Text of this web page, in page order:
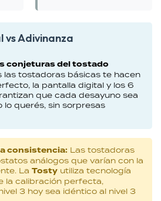
vs Adivinanza
conjeturas del tostado
las tostadoras básicas te hacen
la pantalla digital y los 6
que cada desayuno sea
querés, sin sorpresas
consistencia: Las tostadoras
análogos que varían con la
La Tosty utiliza tecnología
la calibración perfecta,
3 hoy sea idéntico al nivel 3